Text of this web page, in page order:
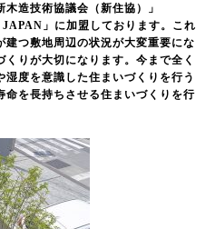
造技術協議会（新住協）」
」に加盟しております。これ
つ敷地周辺の状況が大変重要にな
りが大切になります。今まで全く
度を意識した住まいづくりを行う
命を長持ちさせる住まいづくりを行